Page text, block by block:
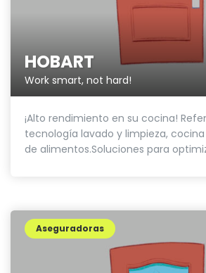
HOBART
Work smart, not hard!
¡Alto rendimiento en su cocina!
tecnología lavado y limpieza,
de alimentos.Soluciones para
Aseguradoras